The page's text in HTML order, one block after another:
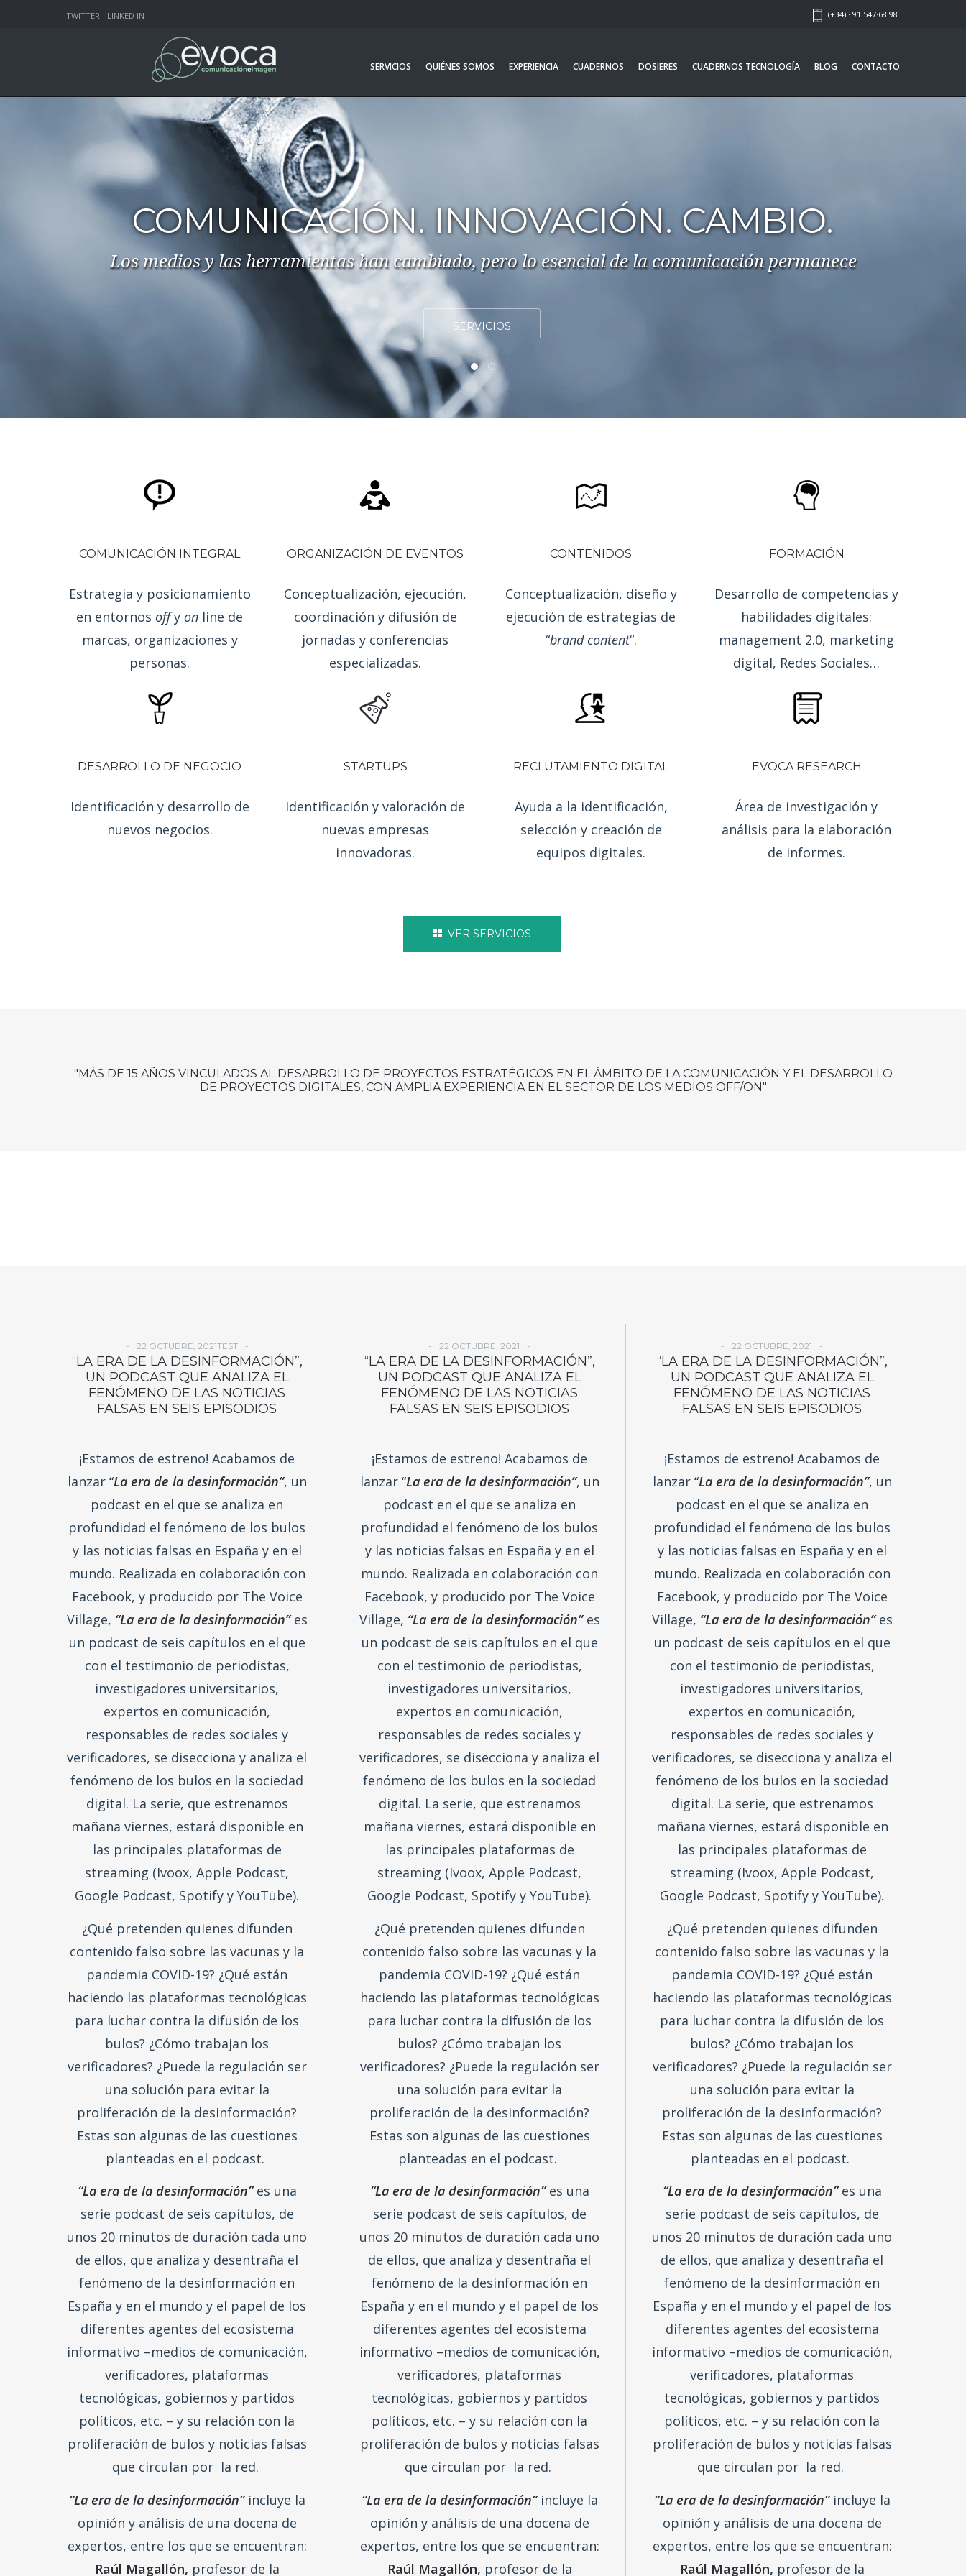
TWITTER LINKED IN (+34) · 91·547·68·98
SERVICIOS QUIÉNES SOMOS EXPERIENCIA CUADERNOS DOSIERES CUADERNOS TECNOLOGÍA BLOG CONTACTO
EVOCA COMUNICACIÓN
Estrategia y posicionamiento en
entornos off y on line de marcas,
organizaciones y personas.
EVOCA MEDIA
Asesoría estratégica y desarrollo de
negocio digital, con especial foco en el
sector de los medios de comunicación.
EVOCA RESEARCH
Investigación y análisis para la
elaboración de estudios de mercado,
identificación de tendencias, informes
VER SERVICIOS
COMUNICACIÓN INTEGRAL
Estrategia y posicionamiento
marcas, organizaciones y
ORGANIZACIÓN DE EVENTOS
Conceptualización, ejecución,
jornadas y conferencias
CONTENIDOS
brand content
FORMACIÓN
Desarrollo de competencias y
management 2.0, marketing
DESARROLLO DE NEGOCIO STARTUPS
innovadoras.
RECLUTAMIENTO DIGITAL
equipos digitales.
EVOCA RESEARCH
22 OCTUBRE, 2021TEST
FENÓMENO DE LAS NOTICIAS
FALSAS EN SEIS EPISODIOS
¡Estamos de estreno! Acabamos de
lanzar “La era de la desinformación”, un
podcast en el que se analiza en
profundidad el fenómeno de los bulos
y las noticias falsas en España y en el
mundo. Realizada en colaboración con
Facebook, y producido por The Voice
Village,“La era de la desinformación”
un podcast de seis capítulos en el que
con el testimonio de periodistas,
investigadores universitarios,
expertos en comunicación,
responsables de redes sociales y
verificadores, se disecciona y analiza el
fenómeno de los bulos en la sociedad
digital. La serie, que estrenamos
mañana viernes, estará disponible en
streaming (Ivoox, Apple Podcast,
Google Podcast, Spotify y YouTube).
¿Qué pretenden quienes difunden
contenido falso sobre las vacunas y la
pandemia COVID-19? ¿Qué están
haciendo las plataformas tecnológicas
para luchar contra la difusión de los
bulos? ¿Cómo trabajan los
verificadores? ¿Puede la regulación ser
una solución para evitar la
Estas son algunas de las cuestiones
planteadas en el podcast.
“La era de la desinformación”es una
serie podcast de seis capítulos, de
unos 20 minutos de duración cada uno
de ellos, que analiza y desentraña el
fenómeno de la desinformación en
España y en el mundo y el papel de los
diferentes agentes del ecosistema
informativo –medios de comunicación,
verificadores, plataformas
tecnológicas, gobiernos y partidos
proliferación de bulos y noticias falsas
que circulan por la red.
“La era de la desinformación”incluye la
22 OCTUBRE, 2021
FENÓMENO DE LAS NOTICIAS
FALSAS EN SEIS EPISODIOS
¡Estamos de estreno! Acabamos de
lanzar “La era de la desinformación”, un
podcast en el que se analiza en
profundidad el fenómeno de los bulos
y las noticias falsas en España y en el
mundo. Realizada en colaboración con
Facebook, y producido por The Voice
Village,“La era de la desinformación”
un podcast de seis capítulos en el que
con el testimonio de periodistas,
investigadores universitarios,
expertos en comunicación,
responsables de redes sociales y
verificadores, se disecciona y analiza el
fenómeno de los bulos en la sociedad
digital. La serie, que estrenamos
mañana viernes, estará disponible en
streaming (Ivoox, Apple Podcast,
Google Podcast, Spotify y YouTube).
¿Qué pretenden quienes difunden
contenido falso sobre las vacunas y la
pandemia COVID-19? ¿Qué están
haciendo las plataformas tecnológicas
para luchar contra la difusión de los
bulos? ¿Cómo trabajan los
verificadores? ¿Puede la regulación ser
una solución para evitar la
Estas son algunas de las cuestiones
planteadas en el podcast.
“La era de la desinformación”es una
serie podcast de seis capítulos, de
unos 20 minutos de duración cada uno
de ellos, que analiza y desentraña el
fenómeno de la desinformación en
España y en el mundo y el papel de los
diferentes agentes del ecosistema
informativo –medios de comunicación,
verificadores, plataformas
tecnológicas, gobiernos y partidos
proliferación de bulos y noticias falsas
que circulan por la red.
“La era de la desinformación”incluye la
22 OCTUBRE, 2021
FENÓMENO DE LAS NOTICIAS
FALSAS EN SEIS EPISODIOS
¡Estamos de estreno! Acabamos de
lanzar “La era de la desinformación”, un
podcast en el que se analiza en
profundidad el fenómeno de los bulos
y las noticias falsas en España y en el
mundo. Realizada en colaboración con
Facebook, y producido por The Voice
Village,“La era de la desinformación”
un podcast de seis capítulos en el que
con el testimonio de periodistas,
investigadores universitarios,
expertos en comunicación,
responsables de redes sociales y
verificadores, se disecciona y analiza el
fenómeno de los bulos en la sociedad
digital. La serie, que estrenamos
mañana viernes, estará disponible en
streaming (Ivoox, Apple Podcast,
Google Podcast, Spotify y YouTube).
¿Qué pretenden quienes difunden
contenido falso sobre las vacunas y la
pandemia COVID-19? ¿Qué están
haciendo las plataformas tecnológicas
para luchar contra la difusión de los
bulos? ¿Cómo trabajan los
verificadores? ¿Puede la regulación ser
una solución para evitar la
Estas son algunas de las cuestiones
planteadas en el podcast.
“La era de la desinformación”es una
serie podcast de seis capítulos, de
unos 20 minutos de duración cada uno
de ellos, que analiza y desentraña el
fenómeno de la desinformación en
España y en el mundo y el papel de los
diferentes agentes del ecosistema
informativo –medios de comunicación,
verificadores, plataformas
tecnológicas, gobiernos y partidos
proliferación de bulos y noticias falsas
que circulan por la red.
“La era de la desinformación”incluye la